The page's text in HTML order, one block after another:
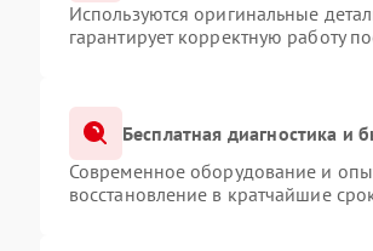
Используются оригинальные
гарантирует корректную работу
Бесплатная диагностика и
Современное оборудование и
восстановление в кратчайшие